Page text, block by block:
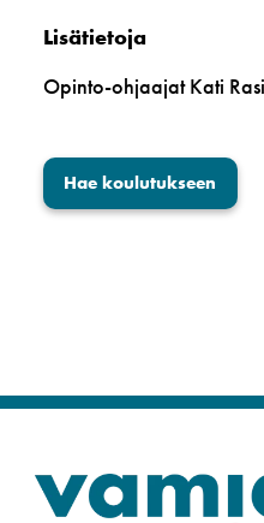
Lisätietoja
Opinto-ohjaajat Kati
Hae koulutukseen